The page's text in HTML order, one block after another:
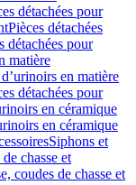
détachées pour
Pièces détachées
détachées pour
matière
en matière
détachées pour
en céramique
en céramique
Siphons et
chasse et
coudes de chasse et